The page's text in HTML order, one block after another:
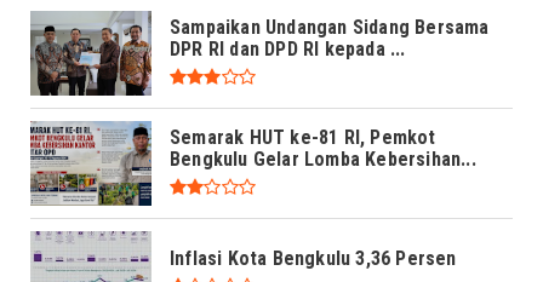
Sampaikan Undangan Sidang Bersama
DPR RI dan DPD RI kepada ...
Semarak HUT ke-81 RI, Pemkot
Bengkulu Gelar Lomba Kebersihan...
Inflasi Kota Bengkulu 3,36 Persen